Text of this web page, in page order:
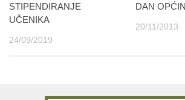
STIPENDIRANJE
UČENIKA
24/09/2019
DAN
20/11/2013